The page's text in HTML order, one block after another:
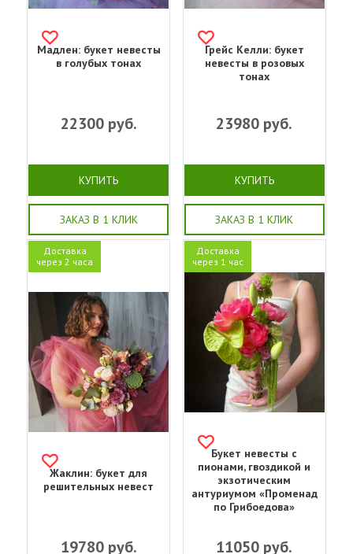
Мадлен: букет невесты
в голубых тонах
22300руб.
КУПИТЬ
ЗАКАЗ В 1 КЛИК
Грейс Келли: букет
невесты в розовых
тонах
23980 руб.
КУПИТЬ
ЗАКАЗ В 1 КЛИК
Доставка
через 2 часа
Жаклин: букет для
решительных невест
19780руб.
Доставка
через 1 час
Букет невесты с
пионами, гвоздикой и
экзотическим
антуриумом «Променад
по Грибоедова»
11050 руб.